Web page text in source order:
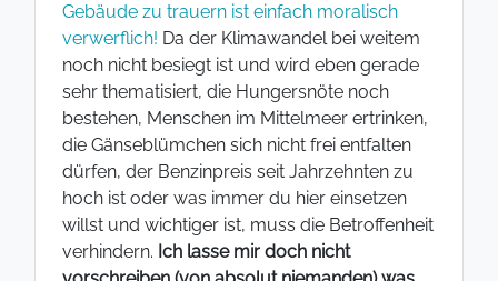
Gebäude zu trauern ist einfach moralisch
verwerflich! Da der Klimawandel bei weitem
noch nicht besiegt ist und wird eben gerade
sehr thematisiert, die Hungersnöte noch
bestehen, Menschen im Mittelmeer ertrinken,
die Gänseblümchen sich nicht frei entfalten
dürfen, der Benzinpreis seit Jahrzehnten zu
hoch ist oder was immer du hier einsetzen
willst und wichtiger ist, muss die Betroffenheit
verhindern. Ich lasse mir doch nicht